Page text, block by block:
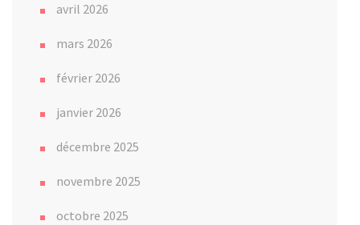
avril 2026
mars 2026
février 2026
janvier 2026
décembre 2025
novembre 2025
octobre 2025